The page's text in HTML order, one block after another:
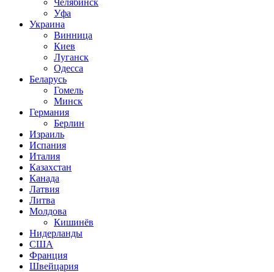
Челябинск
Уфа
Украина
Винница
Киев
Луганск
Одесса
Беларусь
Гомель
Минск
Германия
Берлин
Израиль
Испания
Италия
Казахстан
Канада
Латвия
Литва
Молдова
Кишинёв
Нидерланды
США
Франция
Швейцария